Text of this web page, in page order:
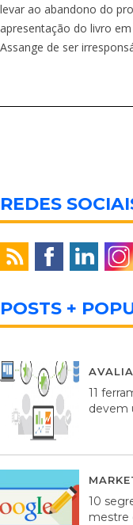
levar ao abandono do
apresentação do livro
Assange de ser
REDES
POSTS +
11
devem
10
mestre